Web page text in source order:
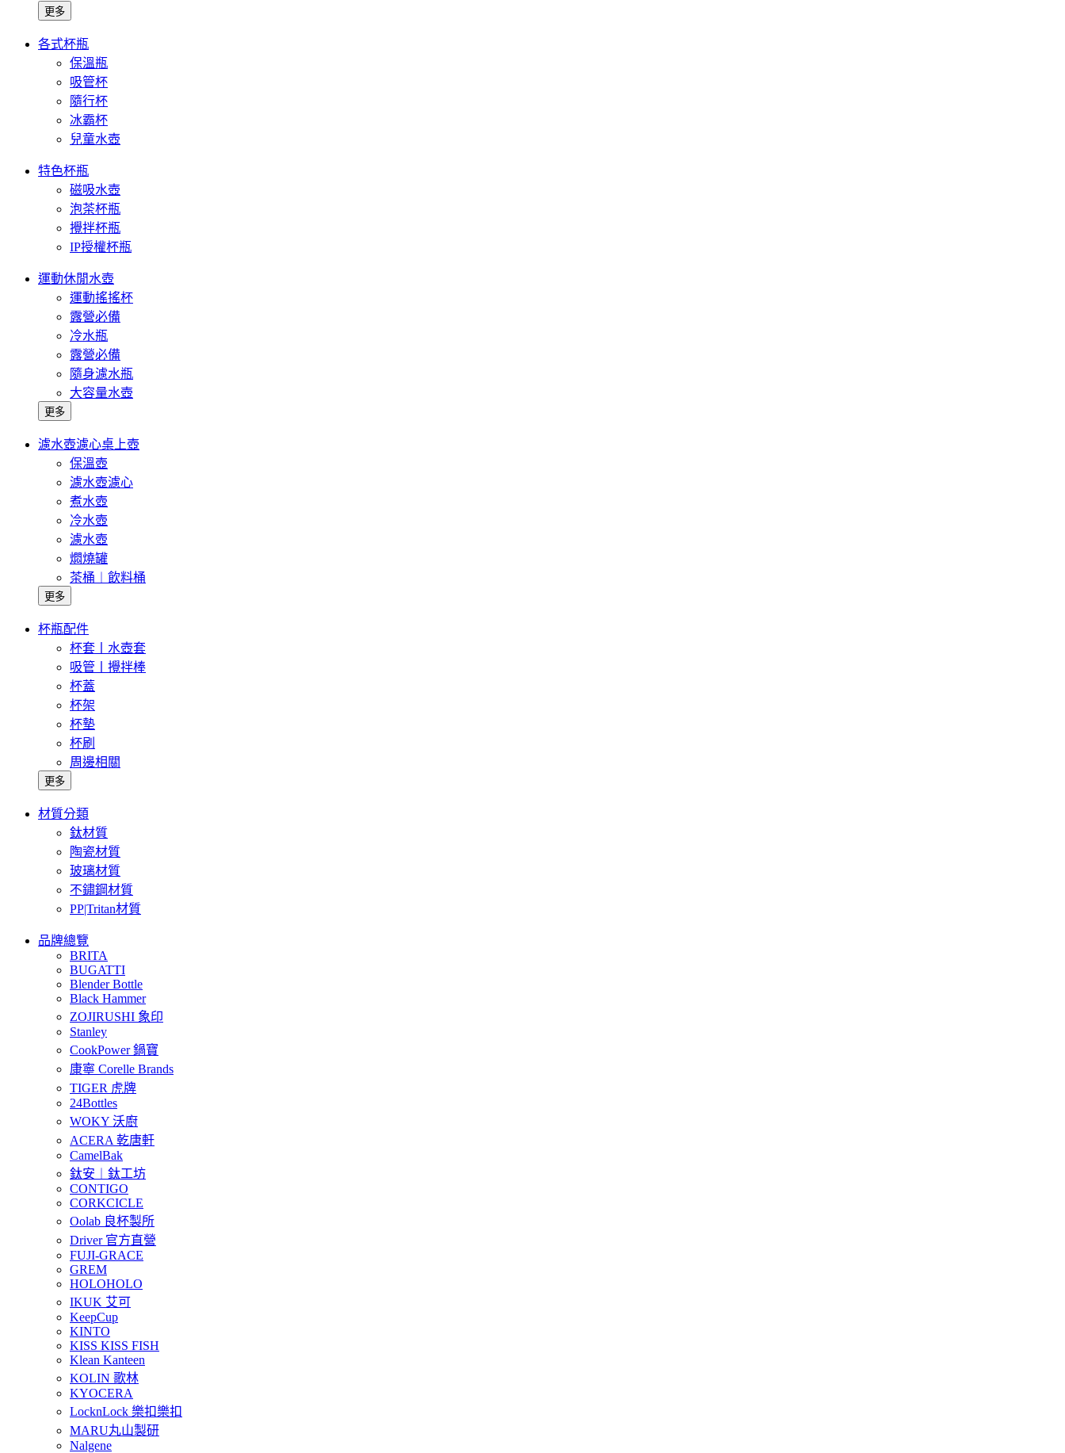
更多
各式杯瓶
保溫瓶
吸管杯
隨行杯
冰霸杯
兒童水壺
特色杯瓶
磁吸水壺
泡茶杯瓶
攪拌杯瓶
IP授權杯瓶
運動休閒水壺
運動搖搖杯
露營必備
冷水瓶
露營必備
隨身濾水瓶
大容量水壺
更多
濾水壺濾心桌上壺
保溫壺
濾水壺濾心
煮水壺
冷水壺
濾水壺
燜燒罐
茶桶︱飲料桶
更多
杯瓶配件
杯套丨水壺套
吸管丨攪拌棒
杯蓋
杯架
杯墊
杯刷
周邊相關
更多
材質分類
鈦材質
陶瓷材質
玻璃材質
不鏽鋼材質
PP|Tritan材質
品牌總覽
BRITA
BUGATTI
Blender Bottle
Black Hammer
ZOJIRUSHI 象印
Stanley
CookPower 鍋寶
康寧 Corelle Brands
TIGER 虎牌
24Bottles
WOKY 沃廚
ACERA 乾唐軒
CamelBak
鈦安︱鈦工坊
CONTIGO
CORKCICLE
Oolab 良杯製所
Driver 官方直營
FUJI-GRACE
GREM
HOLOHOLO
IKUK 艾可
KeepCup
KINTO
KISS KISS FISH
Klean Kanteen
KOLIN 歌林
KYOCERA
LocknLock 樂扣樂扣
MARU丸山製研
Nalgene